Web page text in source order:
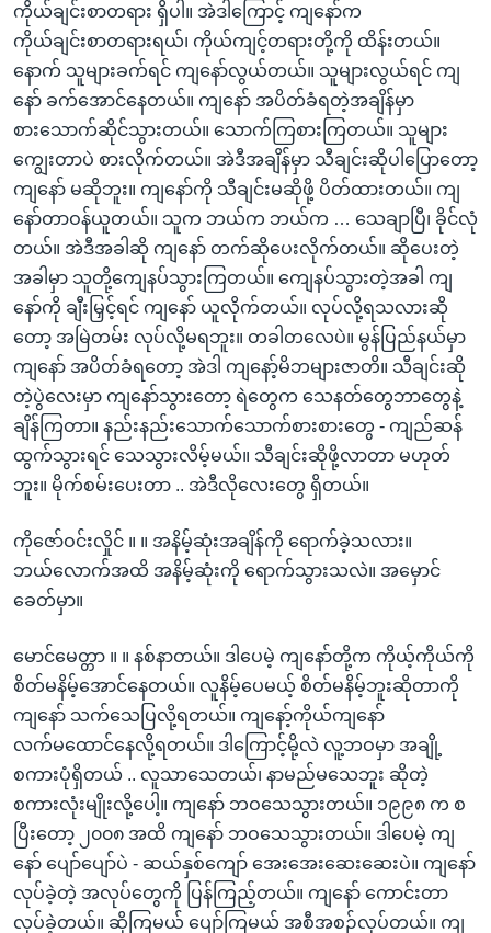
ကိုယ်ချင်းစာတရား ရှိပါ။ အဲဒါကြောင့် ကျနော်က
ကိုယ်ချင်းစာတရားရယ်၊ ကိုယ်ကျင့်တရားတို့ကို ထိန်းတယ်။
နောက် သူများခက်ရင် ကျနော်လွယ်တယ်။ သူများလွယ်ရင် ကျ
နော် ခက်အောင်နေတယ်။ ကျနော် အပိတ်ခံရတဲ့အချိန်မှာ
စားသောက်ဆိုင်သွားတယ်။ သောက်ကြစားကြတယ်။ သူများ
ကျွေးတာပဲ စားလိုက်တယ်။ အဲဒီအချိန်မှာ သီချင်းဆိုပါပြောတော့
ကျနော် မဆိုဘူး။ ကျနော်ကို သီချင်းမဆိုဖို့ ပိတ်ထားတယ်။ ကျ
နော်တာဝန်ယူတယ်။ သူက ဘယ်က ဘယ်က … သေချာပြီ၊ ခိုင်လုံ
တယ်။ အဲဒီအခါဆို ကျနော် တက်ဆိုပေးလိုက်တယ်။ ဆိုပေးတဲ့
အခါမှာ သူတို့ကျေနပ်သွားကြတယ်။ ကျေနပ်သွားတဲ့အခါ ကျ
နော်ကို ချီးမြှင့်ရင် ကျနော် ယူလိုက်တယ်။ လုပ်လို့ရသလားဆို
တော့ အမြဲတမ်း လုပ်လို့မရဘူး။ တခါတလေပဲ။ မွန်ပြည်နယ်မှာ
ကျနော် အပိတ်ခံရတော့ အဲဒါ ကျနော့်မိဘများဇာတိ။ သီချင်းဆို
တဲ့ပွဲလေးမှာ ကျနော်သွားတော့ ရဲတွေက သေနတ်တွေဘာတွေနဲ့
ချိန်ကြတာ။ နည်းနည်းသောက်သောက်စားစားတွေ - ကျည်ဆန်
ထွက်သွားရင် သေသွားလိမ့်မယ်။ သီချင်းဆိုဖို့လာတာ မဟုတ်
ဘူး။ မိုက်စမ်းပေးတာ .. အဲဒီလိုလေးတွေ ရှိတယ်။
ကိုဇော်ဝင်းလှိုင် ။ ။ အနိမ့်ဆုံးအချိန်ကို ရောက်ခဲ့သလား။
ဘယ်လောက်အထိ အနိမ့်ဆုံးကို ရောက်သွားသလဲ။ အမှောင်
ခေတ်မှာ။
မောင်မေတ္တာ ။ ။ နစ်နာတယ်။ ဒါပေမဲ့ ကျနော်တို့က ကိုယ့်ကိုယ်ကို
စိတ်မနိမ့်အောင်နေတယ်။ လူနိမ့်ပေမယ့် စိတ်မနိမ့်ဘူးဆိုတာကို
ကျနော် သက်သေပြလို့ရတယ်။ ကျနော့်ကိုယ်ကျနော်
လက်မထောင်နေလို့ရတယ်။ ဒါကြောင့်မို့လဲ လူ့ဘဝမှာ အချို့
စကားပုံရှိတယ် .. လူသာသေတယ်၊ နာမည်မသေဘူး ဆိုတဲ့
စကားလုံးမျိုးလို့ပေါ့။ ကျနော် ဘဝသေသွားတယ်။ ၁၉၉၈ က စ
ပြီးတော့ ၂၀၀၈ အထိ ကျနော် ဘဝသေသွားတယ်။ ဒါပေမဲ့ ကျ
နော် ပျော်ပျော်ပဲ - ဆယ်နှစ်ကျော် အေးအေးဆေးဆေးပဲ။ ကျနော်
လုပ်ခဲ့တဲ့ အလုပ်တွေကို ပြန်ကြည့်တယ်။ ကျနော် ကောင်းတာ
လုပ်ခဲ့တယ်။ ဆိုကြမယ် ပျော်ကြမယ် အစီအစဉ်လုပ်တယ်။ ကျ